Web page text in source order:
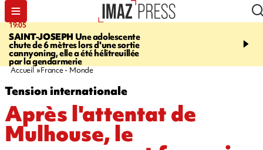
19:05
SAINT-JOSEPH Une adolescente
chute de 6 mètres lors d'une sortie
cannyoning, elle a été hélitreuillée
par la gendarmerie
20:44
rouée de coups,
Accueil France - Monde
Tension internationale
Après l'attentat de
Mulhouse, le